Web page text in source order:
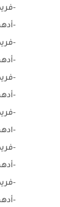
-
-
-
-
-
-
-
-
-
-
-
-